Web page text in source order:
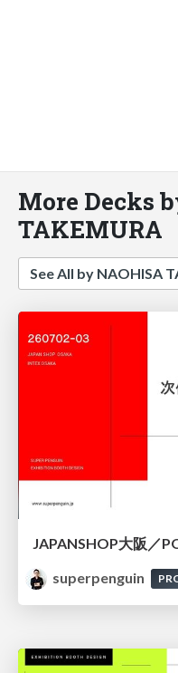
More Decks
TAKEMURA
See All by NAOHISA
JAPANSHOP大阪／
superpenguin